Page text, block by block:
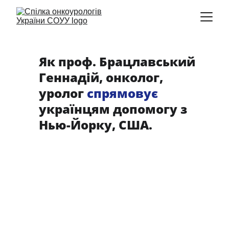
Як проф. Брацлавський
Геннадій, онколог,
уролог спрямовує
українцям допомогу з
Нью-Йорку, США.